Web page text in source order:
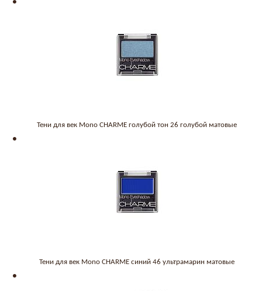
Тени для век Mono CHARME голубой тон 26 голубой матовые
Тени для век Mono CHARME синий 46 ультрамарин матовые